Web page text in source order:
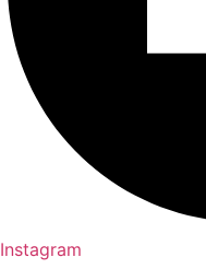
Instagram